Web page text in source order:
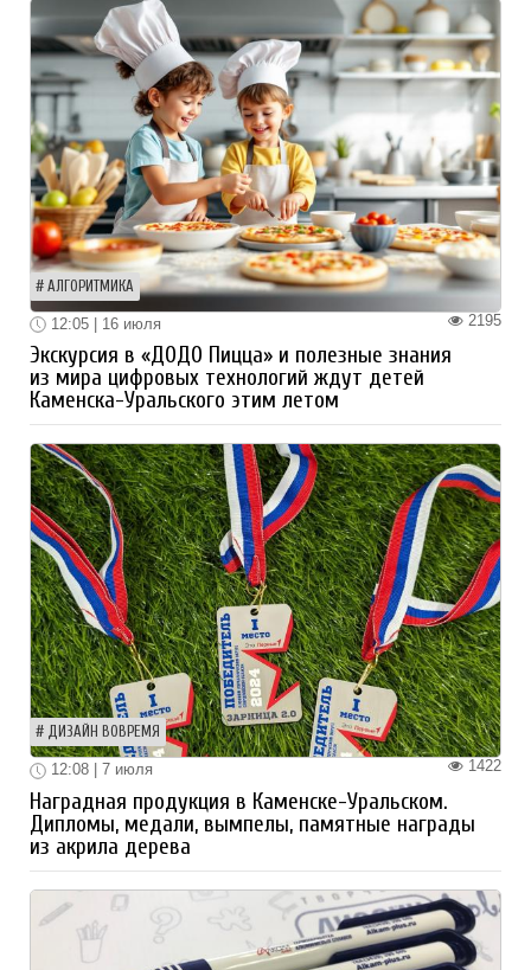
АЛГОРИТМИКА
2195
12:05 | 16 июля
Экскурсия в «ДОДО Пицца» и полезные знания
из мира цифровых технологий ждут детей
Каменска-Уральского этим летом
ДИЗАЙН ВОВРЕМЯ
1422
12:08 | 7 июля
Наградная продукция в Каменске-Уральском.
Дипломы, медали, вымпелы, памятные награды
из акрила дерева